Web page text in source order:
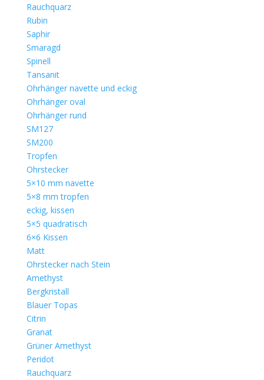
Rauchquarz
Rubin
Saphir
Smaragd
Spinell
Tansanit
Ohrhänger navette und eckig
Ohrhänger oval
Ohrhänger rund
SM127
SM200
Tropfen
Ohrstecker
5×10 mm navette
5×8 mm tropfen
eckig, kissen
5×5 quadratisch
6×6 Kissen
Matt
Ohrstecker nach Stein
Amethyst
Bergkristall
Blauer Topas
Citrin
Granat
Grüner Amethyst
Peridot
Rauchquarz